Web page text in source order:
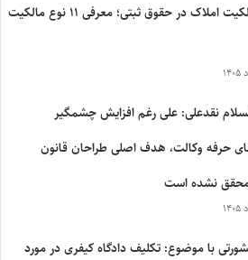
انواع مالکیت املاک در حقوق ثبتی؛ معرفی ۱۱ نوع مالکیت
نقدعلی: علی رغم افزایش چشمگیر
حرفه وکالت، هدف اصلی طراحان قانون
نشده است
با موضوع: تکلیف دادگاه کیفری در مورد